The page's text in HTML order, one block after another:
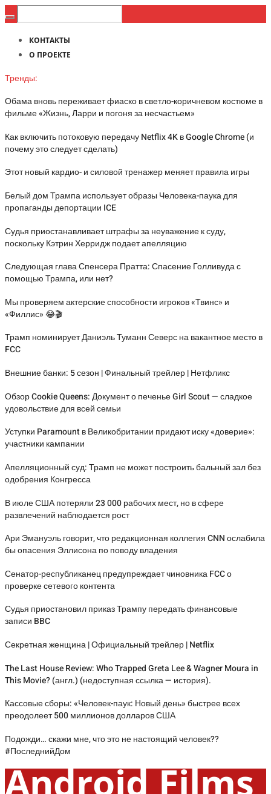
КОНТАКТЫ
О ПРОЕКТЕ
Тренды:
Обама вновь переживает фиаско в светло-коричневом костюме в
фильме «Жизнь, Ларри и погоня за несчастьем»
Как включить потоковую передачу Netflix 4K в Google Chrome (и
почему это следует сделать)
Этот новый кардио- и силовой тренажер меняет правила игры
Белый дом Трампа использует образы Человека-паука для
пропаганды депортации ICE
Судья приостанавливает штрафы за неуважение к суду,
поскольку Кэтрин Херридж подает апелляцию
Следующая глава Спенсера Пратта: Спасение Голливуда с
помощью Трампа, или нет?
Мы проверяем актерские способности игроков «Твинс» и
«Филлис» 😂🎬
Трамп номинирует Даниэль Туманн Северс на вакантное место в
FCC
Внешние банки: 5 сезон | Финальный трейлер | Нетфликс
Обзор Cookie Queens: Документ о печенье Girl Scout — сладкое
удовольствие для всей семьи
Уступки Paramount в Великобритании придают иску «доверие»:
участники кампании
Апелляционный суд: Трамп не может построить бальный зал без
одобрения Конгресса
В июле США потеряли 23 000 рабочих мест, но в сфере
развлечений наблюдается рост
Ари Эмануэль говорит, что редакционная коллегия CNN ослабила
бы опасения Эллисона по поводу владения
Сенатор-республиканец предупреждает чиновника FCC о
проверке сетевого контента
Судья приостановил приказ Трампу передать финансовые
записи BBC
Секретная женщина | Официальный трейлер | Netflix
The Last House Review: Who Trapped Greta Lee & Wagner Moura in
This Movie? (англ.) (недоступная ссылка — история).
Кассовые сборы: «Человек-паук: Новый день» быстрее всех
преодолеет 500 миллионов долларов США
Подожди… скажи мне, что это не настоящий человек??
#ПоследнийДом
Android Films